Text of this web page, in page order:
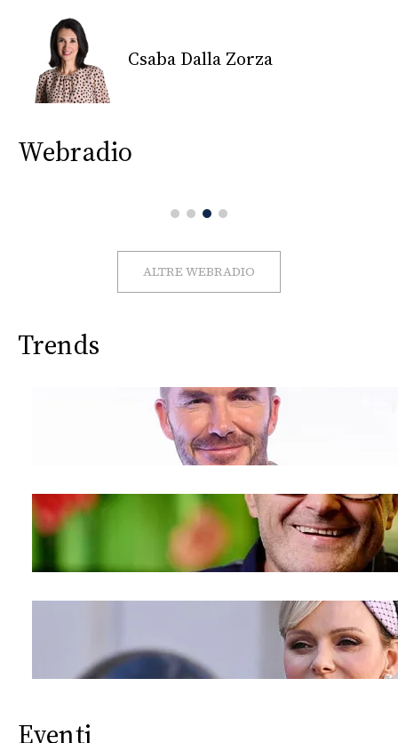
Csaba Dalla Zorza
Webradio
ALTRE WEBRADIO
Trends
Eventi